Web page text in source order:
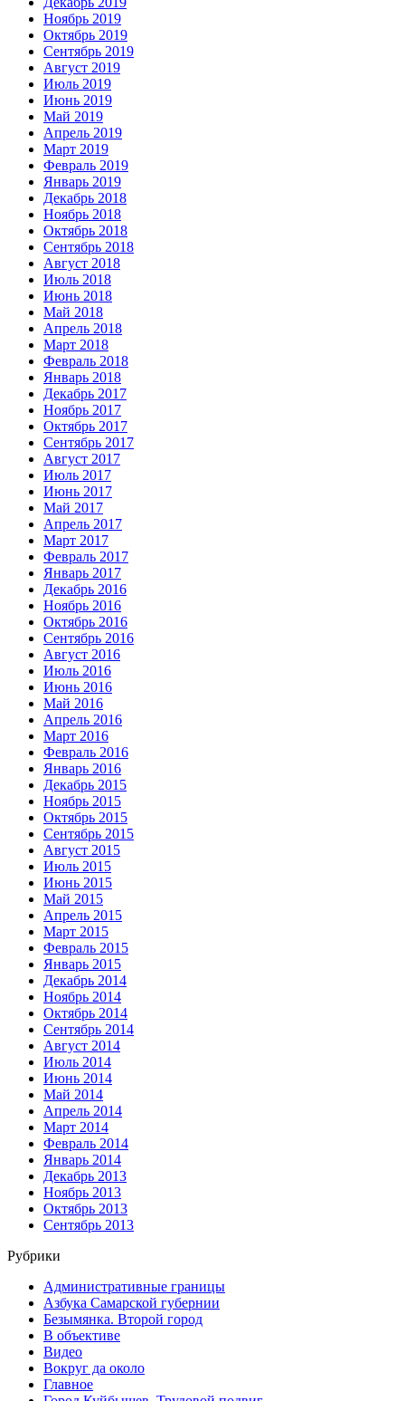
Ноябрь 2019
Октябрь 2019
Сентябрь 2019
Август 2019
Июль 2019
Июнь 2019
Май 2019
Апрель 2019
Март 2019
Февраль 2019
Январь 2019
Декабрь 2018
Ноябрь 2018
Октябрь 2018
Сентябрь 2018
Август 2018
Июль 2018
Июнь 2018
Май 2018
Апрель 2018
Март 2018
Февраль 2018
Январь 2018
Декабрь 2017
Ноябрь 2017
Октябрь 2017
Сентябрь 2017
Август 2017
Июль 2017
Июнь 2017
Май 2017
Апрель 2017
Март 2017
Февраль 2017
Январь 2017
Декабрь 2016
Ноябрь 2016
Октябрь 2016
Сентябрь 2016
Август 2016
Июль 2016
Июнь 2016
Май 2016
Апрель 2016
Март 2016
Февраль 2016
Январь 2016
Декабрь 2015
Ноябрь 2015
Октябрь 2015
Сентябрь 2015
Август 2015
Июль 2015
Июнь 2015
Май 2015
Апрель 2015
Март 2015
Февраль 2015
Январь 2015
Декабрь 2014
Ноябрь 2014
Октябрь 2014
Сентябрь 2014
Август 2014
Июль 2014
Июнь 2014
Май 2014
Апрель 2014
Март 2014
Февраль 2014
Январь 2014
Декабрь 2013
Ноябрь 2013
Октябрь 2013
Сентябрь 2013
Рубрики
Административные границы
Азбука Самарской губернии
Безымянка. Второй город
В объективе
Видео
Вокруг да около
Главное